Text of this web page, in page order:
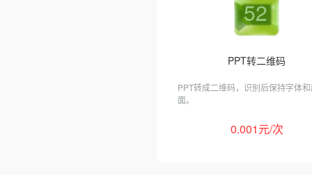
52
PPT转二维码
PPT转成二维码，识别后保持字体
面。
0.001元/次